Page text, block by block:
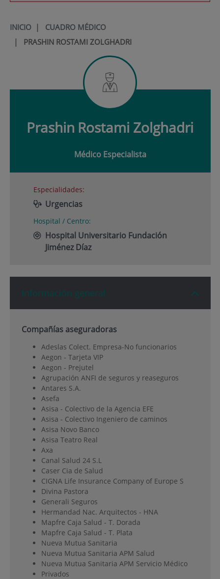
INICIO| CUADRO MÉDICO
| PRASHIN ROSTAMI ZOLGHADRI
Prashin Rostami Zolghadri
Médico Especialista
Especialidades:
Urgencias
Hospital / Centro:
Hospital Universitario Fundación
Jiménez Díaz
Información general
Compañías aseguradoras
Adeslas Colect. Empresa-No funcionarios
Aegon - Tarjeta VIP
Aegon - Prejutel
Agrupación ANFI de seguros y reaseguros
Antares S.A.
Asefa
Asisa - Colectivo de la Agencia EFE
Asisa - Colectivo Ingeniero de caminos
Asisa Novo Banco
Asisa Teatro Real
Axa
Canal Salud 24 S.L
Caser Cia de Salud
CIGNA Life Insurance Company of Europe S
Divina Pastora
Generali Seguros
Hermandad Nac. Arquitectos - HNA
Mapfre Caja Salud - T. Dorada
Mapfre Caja Salud - T. Plata
Nueva Mutua Sanitaria
Nueva Mutua Sanitaria APM Salud
Nueva Mutua Sanitaria APM Servicio Médico
Privados